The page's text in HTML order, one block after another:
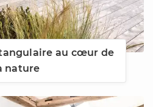
au cœur de
nature